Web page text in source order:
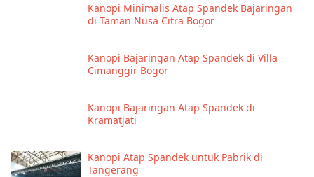
Kanopi Minimalis Atap Spandek Bajaringan
di Taman Nusa Citra Bogor
Kanopi Bajaringan Atap Spandek di Villa
Cimanggir Bogor
Kanopi Bajaringan Atap Spandek di
Kramatjati
Kanopi Atap Spandek untuk Pabrik di
Tangerang